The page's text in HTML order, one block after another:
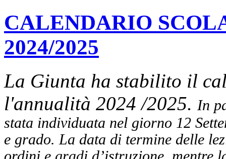
CALENDARIO
2024/2025
La Giunta ha stabilito il
l'annualità 2024 /2025. In
stata individuata nel giorno 12
e grado. La data di termine delle